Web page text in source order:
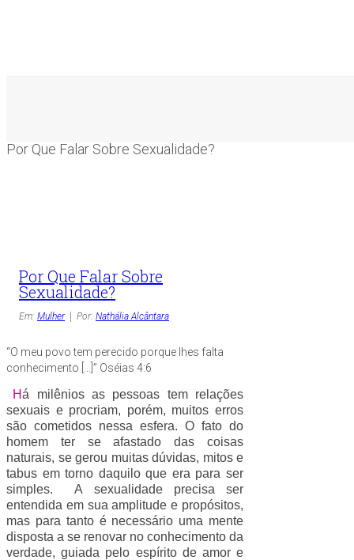
Por Que Falar Sobre Sexualidade?
Por Que Falar Sobre
Sexualidade?
Em: Mulher Por: Nathália Alcântara
“O meu povo tem perecido porque lhes falta
conhecimento [...]” Oséias 4:6
Há milênios as pessoas tem relações
sexuais e procriam, porém, muitos erros
são cometidos nessa esfera. O fato do
homem ter se afastado das coisas
naturais, se gerou muitas dúvidas, mitos e
tabus em torno daquilo que era para ser
simples. A sexualidade precisa ser
entendida em sua amplitude e propósitos,
mas para tanto é necessário uma mente
disposta a se renovar no conhecimento da
verdade, guiada pelo espírito de amor e